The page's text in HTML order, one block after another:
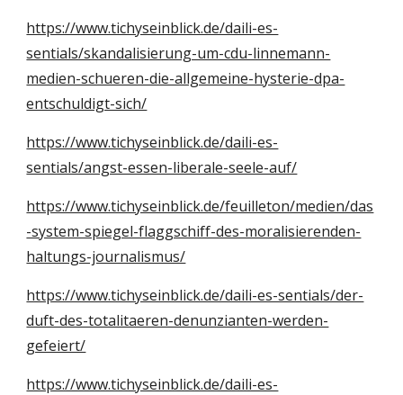
https://www.tichyseinblick.de/daili-es-
sentials/skandalisierung-um-cdu-linnemann-
medien-schueren-die-allgemeine-hysterie-dpa-
entschuldigt-sich/
https://www.tichyseinblick.de/daili-es-
sentials/angst-essen-liberale-seele-auf/
https://www.tichyseinblick.de/feuilleton/medien/das
-system-spiegel-flaggschiff-des-moralisierenden-
haltungs-journalismus/
https://www.tichyseinblick.de/daili-es-sentials/der-
duft-des-totalitaeren-denunzianten-werden-
gefeiert/
https://www.tichyseinblick.de/daili-es-